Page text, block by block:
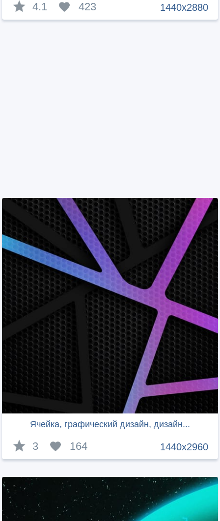
1440x2880
4.1 423
Ячейка, графический дизайн, дизайн...
1440x2960
3 164